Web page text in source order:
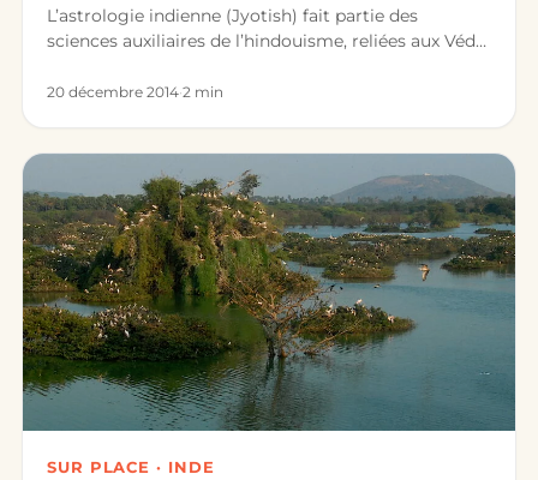
L’astrologie indienne (Jyotish) fait partie des
sciences auxiliaires de l’hindouisme, reliées aux Véda.
20 décembre 2014·2 min
SUR PLACE · INDE